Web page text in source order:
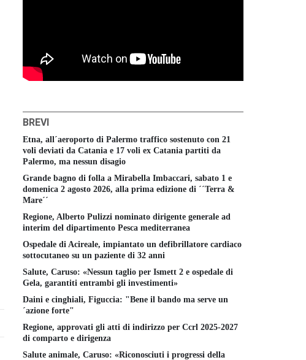
BREVI
Etna, all´aeroporto di Palermo traffico sostenuto con 21
voli deviati da Catania e 17 voli ex Catania partiti da
Palermo, ma nessun disagio
Grande bagno di folla a Mirabella Imbaccari, sabato 1 e
domenica 2 agosto 2026, alla prima edizione di ´´Terra &
Mare´´
Regione, Alberto Pulizzi nominato dirigente generale ad
interim del dipartimento Pesca mediterranea
Ospedale di Acireale, impiantato un defibrillatore cardiaco
sottocutaneo su un paziente di 32 anni
Salute, Caruso: «Nessun taglio per Ismett 2 e ospedale di
Gela, garantiti entrambi gli investimenti»
Daini e cinghiali, Figuccia: "Bene il bando ma serve un
´azione forte"
Regione, approvati gli atti di indirizzo per Ccrl 2025-2027
di comparto e dirigenza
Salute animale, Caruso: «Riconosciuti i progressi della